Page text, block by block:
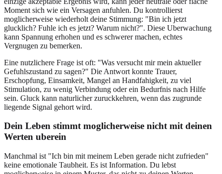
Moment sich wie ein Versagen anfuhlen. Du kontrollierst
moglicherweise wiederholt deine Stimmung: "Bin ich jetzt
glucklich? Fuhle ich es jetzt? Warum nicht?". Diese Uberwachung
kann Spannung erhohen und es schwerer machen, echtes
Vergnugen zu bemerken.
Eine nutzlichere Frage ist oft: "Was versucht mir mein aktueller
Gefuhlszustand zu sagen?" Die Antwort konnte Trauer,
Erschopfung, Einsamkeit, Mangel an Handfahigkeit, zu viel
Stimulation, zu wenig Verbindung oder ein Bedurfnis nach Hilfe
sein. Gluck kann naturlicher zuruckkehren, wenn das zugrunde
liegende Signal gehort wird.
Dein Leben stimmt moglicherweise nicht mit deinen
Werten uberein
Manchmal ist "Ich bin mit meinem Leben gerade nicht zufrieden"
keine emotionale Taubheit. Es ist Information. Du lebst